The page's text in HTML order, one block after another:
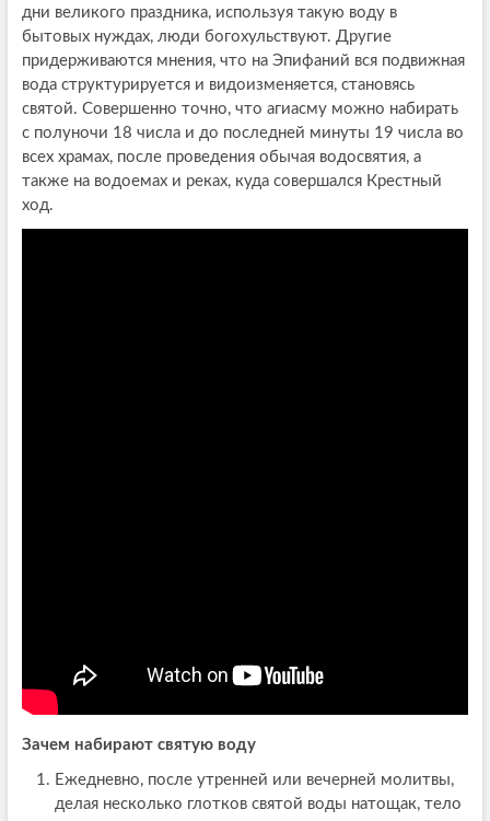
дни великого праздника, используя такую воду в
бытовых нуждах, люди богохульствуют. Другие
придерживаются мнения, что на Эпифаний вся подвижная
вода структурируется и видоизменяется, становясь
святой. Совершенно точно, что агиасму можно набирать
с полуночи 18 числа и до последней минуты 19 числа во
всех храмах, после проведения обычая водосвятия, а
также на водоемах и реках, куда совершался Крестный
ход.
Зачем набирают святую воду
Ежедневно, после утренней или вечерней молитвы,
делая несколько глотков святой воды натощак, тело